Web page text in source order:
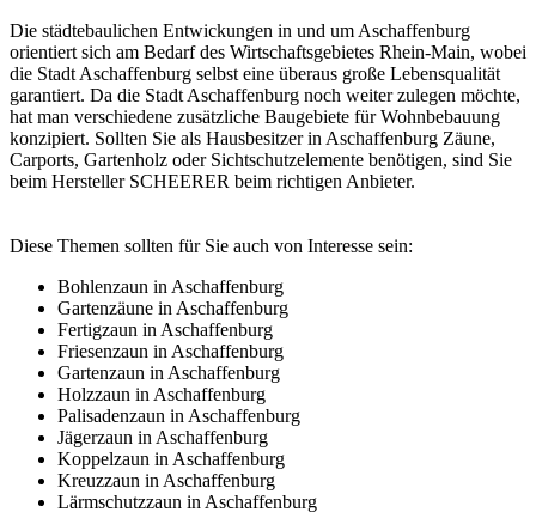
Die städtebaulichen Entwickungen in und um Aschaffenburg
orientiert sich am Bedarf des Wirtschaftsgebietes Rhein-Main, wobei
die Stadt Aschaffenburg selbst eine überaus große Lebensqualität
garantiert. Da die Stadt Aschaffenburg noch weiter zulegen möchte,
hat man verschiedene zusätzliche Baugebiete für Wohnbebauung
konzipiert. Sollten Sie als Hausbesitzer in Aschaffenburg Zäune,
Carports, Gartenholz oder Sichtschutzelemente benötigen, sind Sie
beim Hersteller SCHEERER beim richtigen Anbieter.
Diese Themen sollten für Sie auch von Interesse sein:
Bohlenzaun in Aschaffenburg
Gartenzäune in Aschaffenburg
Fertigzaun in Aschaffenburg
Friesenzaun in Aschaffenburg
Gartenzaun in Aschaffenburg
Holzzaun in Aschaffenburg
Palisadenzaun in Aschaffenburg
Jägerzaun in Aschaffenburg
Koppelzaun in Aschaffenburg
Kreuzzaun in Aschaffenburg
Lärmschutzzaun in Aschaffenburg